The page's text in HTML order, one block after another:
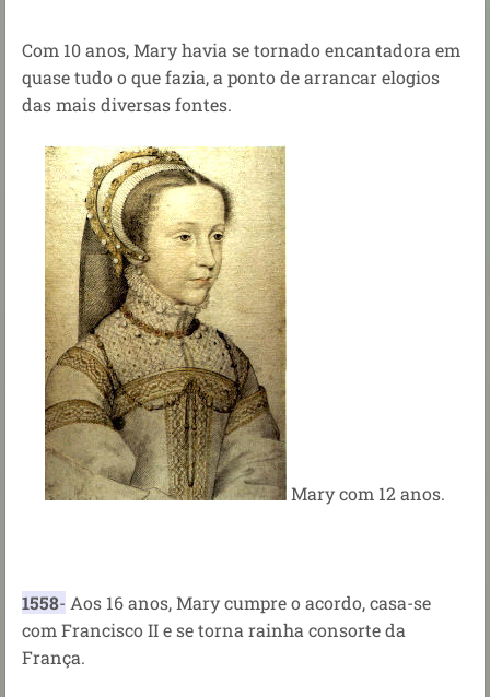
Com 10 anos, Mary havia se tornado encantadora em
quase tudo o que fazia, a ponto de arrancar elogios
das mais diversas fontes.
Mary com 12 anos.
1558- Aos 16 anos, Mary cumpre o acordo, casa-se
com Francisco II e se torna rainha consorte da
França.